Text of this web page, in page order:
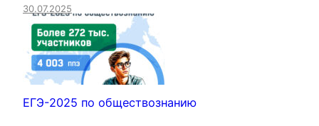
30.07.2025
ЕГЭ-2025 по обществознанию